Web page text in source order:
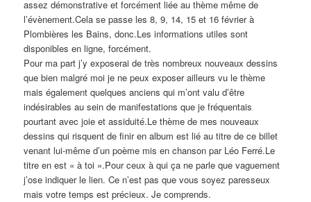
assez démonstrative et forcément liée au thème même de
l’évènement.Cela se passe les 8, 9, 14, 15 et 16 février à
Plombières les Bains, donc.Les informations utiles sont
disponibles en ligne, forcément.
Pour ma part j’y exposerai de très nombreux nouveaux dessins
que bien malgré moi je ne peux exposer ailleurs vu le thème
mais également quelques anciens qui m’ont valu d’être
indésirables au sein de manifestations que je fréquentais
pourtant avec joie et assiduité.Le thème de mes nouveaux
dessins qui risquent de finir en album est lié au titre de ce billet
venant lui-même d’un poème mis en chanson par Léo Ferré.Le
titre en est « à toi ».Pour ceux à qui ça ne parle que vaguement
j’ose indiquer le lien. Ce n’est pas que vous soyez paresseux
mais votre temps est précieux. Je comprends.